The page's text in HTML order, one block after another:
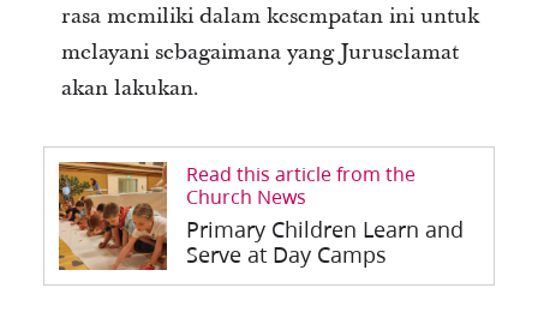
rasa memiliki dalam kesempatan ini untuk
melayani sebagaimana yang Juruselamat
akan lakukan.
Read this article from the
Church News
Primary Children Learn and
Serve at Day Camps